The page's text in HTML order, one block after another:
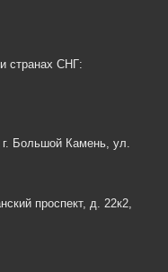
странах СНГ:
Большой Камень, ул.
проспект, д. 22к2,